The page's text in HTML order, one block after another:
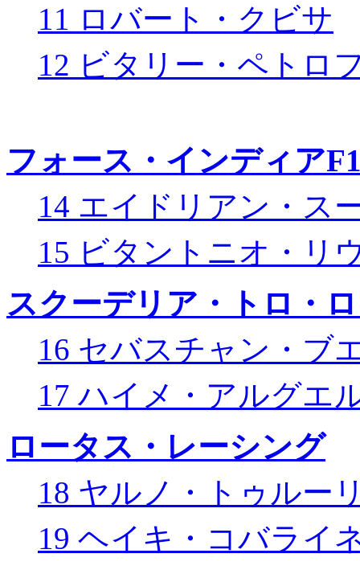
11 ロバート・クビサ
12 ビタリー・ペトロ
フォース・インディア
14 エイドリアン・ス
15 ビタントニオ・リ
スクーデリア・トロ・
16 セバスチャン・ブ
17 ハイメ・アルグエ
ロータス・レーシング
18 ヤルノ・トゥルー
19 ヘイキ・コバライ